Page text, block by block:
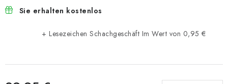
Sie erhalten kostenlos
+ Lesezeichen Schachgeschäft Im Wert von 0,95 €